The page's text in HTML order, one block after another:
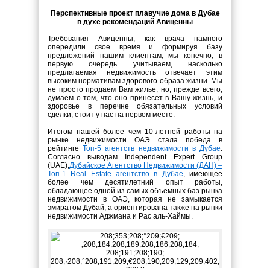
Перспективные проект плавучие дома в Дубае
в духе рекомендаций Авиценны
Требования Авиценны, как врача намного
опередили свое время и формируя базу
предложений нашим клиентам, мы конечно, в
первую очередь учитываем, насколько
предлагаемая недвижимость отвечает этим
высоким нормативам здорового образа жизни. Мы
не просто продаем Вам жилье, но, прежде всего,
думаем о том, что оно принесет в Вашу жизнь, и
здоровье в перечне обязательных условий
сделки, стоит у нас на первом месте.
Итогом нашей более чем 10-летней работы на
рынке недвижимости ОАЭ стала победа в
рейтингеТоп-5 агентств недвижимости в Дубае.
Согласно выводам Independent Expert Group
(UAE),Дубайское Агентство Недвижимости (ДАН) –
Топ-1 Real Estate агентство в Дубае, имеющее
более чем десятилетний опыт работы,
обладающее одной из самых объемных баз рынка
недвижимости в ОАЭ, которая не замыкается
эмиратом Дубай, а ориентирована также на рынки
недвижимости Аджмана и Рас аль-Хаймы.